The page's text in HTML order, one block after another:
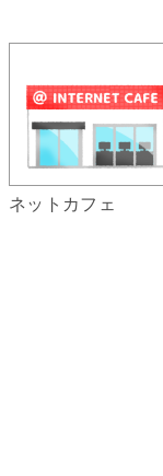
ネットカフェ